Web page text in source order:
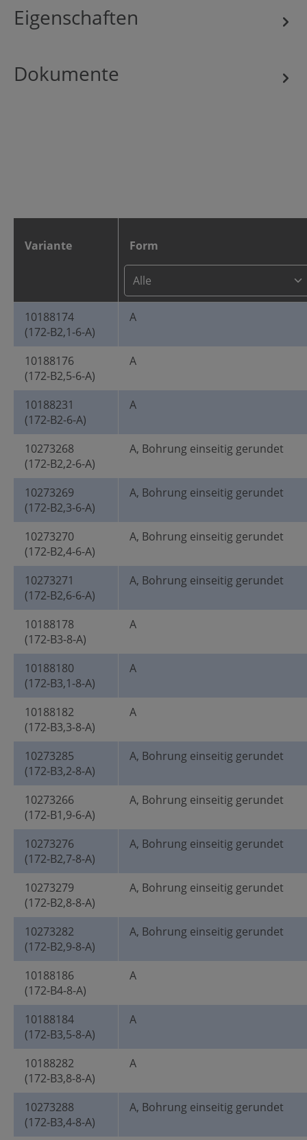
Eigenschaften
Dokumente
Variante Form
10188174
(172-B2,1-6-A)
A
10188176
(172-B2,5-6-A)
A
10188231
(172-B2-6-A)
A
10273268
(172-B2,2-6-A)
A, Bohrung einseitig gerundet
10273269
(172-B2,3-6-A)
A, Bohrung einseitig gerundet
10273270
(172-B2,4-6-A)
A, Bohrung einseitig gerundet
10273271
(172-B2,6-6-A)
A, Bohrung einseitig gerundet
10188178
(172-B3-8-A)
A
10188180
(172-B3,1-8-A)
A
10188182
(172-B3,3-8-A)
A
10273285
(172-B3,2-8-A)
A, Bohrung einseitig gerundet
10273266
(172-B1,9-6-A)
A, Bohrung einseitig gerundet
10273276
(172-B2,7-8-A)
A, Bohrung einseitig gerundet
10273279
(172-B2,8-8-A)
A, Bohrung einseitig gerundet
10273282
(172-B2,9-8-A)
A, Bohrung einseitig gerundet
10188186
(172-B4-8-A)
A
10188184
(172-B3,5-8-A)
A
10188282
(172-B3,8-8-A)
A
10273288
(172-B3,4-8-A)
A, Bohrung einseitig gerundet